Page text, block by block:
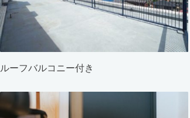
ルーフバルコニー付き